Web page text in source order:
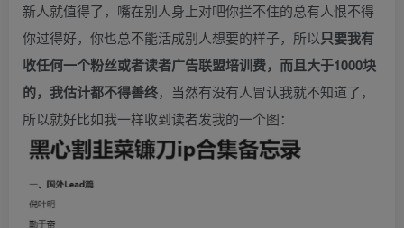
新人就值得了，嘴在别人身上对吧你拦不住的总有人恨不得
你过得好，你也总不能活成别人想要的样子，所以只要我有
收任何一个粉丝或者读者广告联盟培训费，而且大于1000块
的，我估计都不得善终，当然有没有人冒认我就不知道了，
所以就好比如我一样收到读者发我的一个图：